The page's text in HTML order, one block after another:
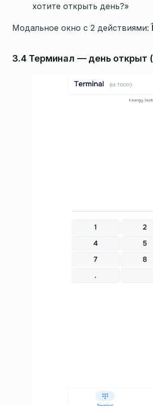
хотите открыть день?»
Модальное окно с 2 действиями:
3.4 Терминал — день открыт